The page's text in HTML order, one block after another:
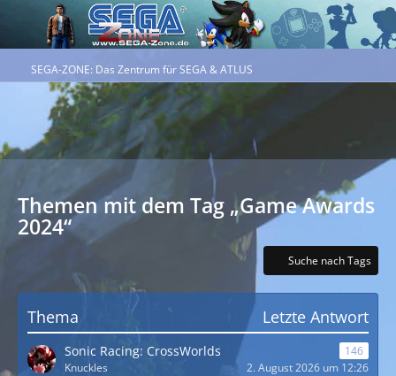
SEGA-ZONE: Das Zentrum für SEGA & ATLUS
Themen mit dem Tag „Game Awards
2024“
Suche nach Tags
Thema Letzte Antwort
Sonic Racing: CrossWorlds
146
Knuckles
2. August 2026 um 12:26